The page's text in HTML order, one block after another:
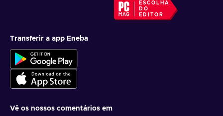
ESCOLHA
DO
EDITOR
Transferir a app Eneba
Vê os nossos comentários em